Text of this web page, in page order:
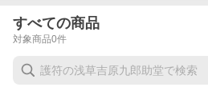
すべての商品
対象商品0件